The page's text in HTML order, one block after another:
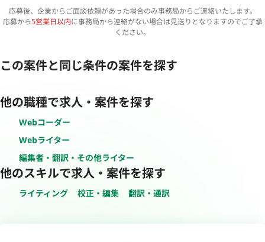
応募後、企業からご面談依頼があった場合のみ事務局からご連絡いたします。
応募から5営業日以内に事務局から連絡がない場合は見送りとなりますのでご了承
ください。
この案件と同じ条件の案件を探す
他の職種で求人・案件を探す
Webコーダー
Webライター
編集者・翻訳・その他ライター
他のスキルで求人・案件を探す
ライティング 校正・編集 翻訳・通訳